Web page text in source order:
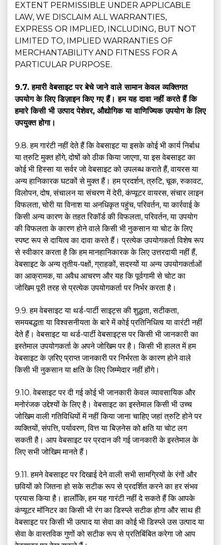
EXTENT PERMISSIBLE UNDER APPLICABLE
LAW, WE DISCLAIM ALL WARRANTIES,
EXPRESS OR IMPLIED, INCLUDING, BUT NOT
LIMITED TO, IMPLIED WARRANTIES OF
MERCHANTABILITY AND FITNESS FOR A
PARTICULAR PURPOSE.
9.7. हमारी वेबसाइट पर बेचे जाने वाले सामान केवल व्यक्तिगत
उपयोग के लिए डिज़ाइन किए गए हैं। हम यह दावा नहीं करते हैं कि
हमारे किसी भी उत्पाद पेशेवर, औद्योगिक या वाणिज्यिक उपयोग के लिए
उपयुक्त होगा।
9.8. हम गारंटी नहीं देते हैं कि वेबसाइट या इसके कोई भी कार्य निर्बाध
या त्रुटि मुक्त होंगे, दोषों को ठीक किया जाएगा, या इस वेबसाइट का
कोई भी हिस्सा या सर्वर जो वेबसाइट को उपलब्ध कराते हैं, वायरस या
अन्य हानिकारक घटकों से मुक्त हैं। हम प्रदर्शन, त्रुटि, चूक, रुकावट,
विलोपन, दोष, संचालन या संचरण में देरी, कंप्यूटर वायरस, संचार लाइन
विफलता, चोरी या विनाश या अनधिकृत पहुंच, परिवर्तन, या कार्रवाई के
किसी अन्य कारण के तहत रिकॉर्ड की विफलता, परिवर्तन, या उपयोग
की विफलता के कारण होने वाले किसी भी नुकसान या चोट के लिए
स्पष्ट रूप से दायित्व का दावा करते हैं। प्रत्येक उपयोगकर्ता विशेष रूप
से स्वीकार करता है कि हम मानहानिकारक के लिए उत्तरदायी नहीं हैं,
वेबसाइट के अन्य तृतीय-पक्षों, ग्राहकों, सदस्यों या अन्य उपयोगकर्ताओं
का आक्रामक, या अवैध आचरण और यह कि पूर्वगामी से चोट का
जोखिम पूरी तरह से प्रत्येक उपयोगकर्ता पर निर्भर करता है।
9.9. हम वेबसाइट या थर्ड-पार्टी साइट्स की शुद्धता, सटीकता,
समयबद्धता या विश्वसनीयता के बारे में कोई प्रतिनिधित्व या वारंटी नहीं
देते हैं। वेबसाइट या थर्ड-पार्टी वेबसाइट्स पर किसी भी जानकारी का
इस्तेमाल उपयोगकर्ता के अपने जोखिम पर है। किसी भी हालत में हम
वेबसाइट के ज़रिए प्राप्त जानकारी पर निर्भरता के कारण होने वाले
किसी भी नुकसान या क्षति के लिए जिम्मेदार नहीं होंगे।
9.10. वेबसाइट पर दी गई कोई भी जानकारी केवल व्यावसायिक और
मनोरंजक उद्देश्यों के लिए है। वेबसाइट का इस्तेमाल किसी भी उच्च
जोखिम वाली गतिविधियों में नहीं किया जाना चाहिए जहां त्रुटि होने पर
व्यक्तियों, संपत्ति, पर्यावरण, वित्त या बिज़नेस को क्षति या चोट लग
सकती है। आप वेबसाइट पर प्रदान की गई जानकारी के इस्तेमाल के
लिए सभी जोखिम मानते हैं।
9.11. हमने वेबसाइट पर दिखाई देने वाली सभी सामग्रियों के रंगों और
छवियों को जितना हो सके सटीक रूप से प्रदर्शित करने का हर संभव
प्रयास किया है। हालाँकि, हम यह गारंटी नहीं दे सकते हैं कि आपके
कंप्यूटर मॉनिटर का किसी भी रंग का डिस्प्ले सटीक होगा और साथ ही
वेबसाइट पर किसी भी उत्पाद या सेवा का कोई भी डिस्प्ले उस उत्पाद या
सेवा के वास्तविक गुणों को सटीक रूप से प्रतिबिंबित करेगा जो आप